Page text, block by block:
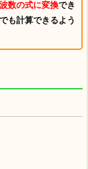
数の式に変換でき
も計算できるよう